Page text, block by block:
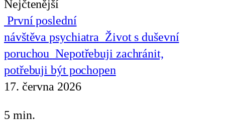
Nejčtenější
První poslední
návštěva psychiatra Život s duševní
poruchou Nepotřebuji zachránit,
potřebuji být pochopen
17. června 2026
5 min.